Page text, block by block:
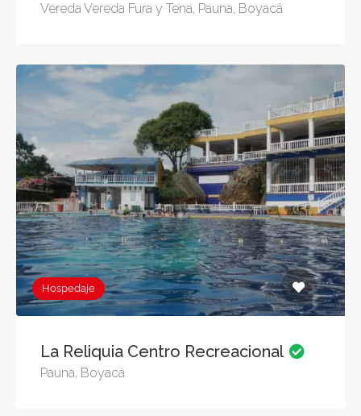
Vereda Vereda Fura y Tena, Pauna, Boyacá
Hospedaje
La Reliquia Centro Recreacional
Pauna, Boyacá